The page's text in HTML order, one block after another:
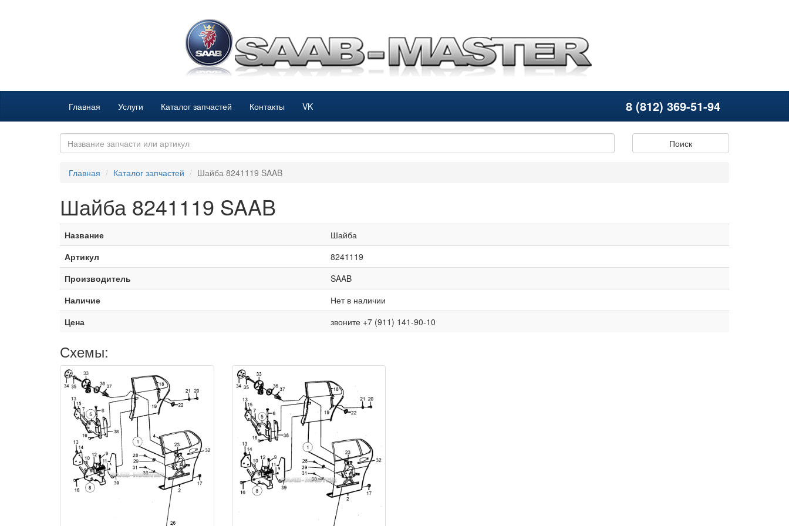
Главная Услуги Каталог запчастей Контакты VK 8 (812) 369-51-94
Поиск
Главная Каталог запчастей Шайба 8241119 SAAB
Шайба 8241119 SAAB
Название
Шайба
Артикул
8241119
Производитель
SAAB
Наличие
Нет в наличии
Цена
звоните +7 (911) 141-90-10
Схемы: